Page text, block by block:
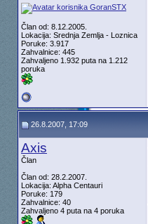
Član od: 8.12.2005.
Lokacija: Srednja Zemlja - Loznica
Poruke: 3.917
Zahvalnice: 445
Zahvaljeno 1.932 puta na 1.212
poruka
26.8.2007, 17:09
Axis
Član
Član od: 28.2.2007.
Lokacija: Alpha Centauri
Poruke: 179
Zahvalnice: 40
Zahvaljeno 4 puta na 4 poruka